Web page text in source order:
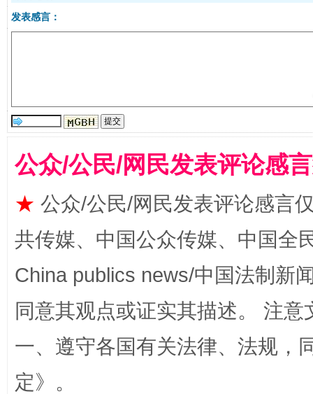
发表感言：
公众/公民/网民发表评论感
★ 公众/公民/网民发表评论感言
共传媒、中国公众传媒、中国全
China publics news/中国法制新
同意其观点或证实其描述。 注
一、遵守各国有关法律、法规，
定》。